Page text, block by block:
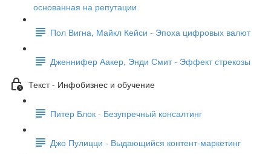
основанная на репутации
Пол Вигна, Майкл Кейси - Эпоха цифровых валют
Дженнифер Аакер, Энди Смит - Эффект стрекозы
Текст - Инфобизнес и обучение
Питер Блок - Безупречный консалтинг
Джо Пулицци - Выдающийся контент-маркетинг